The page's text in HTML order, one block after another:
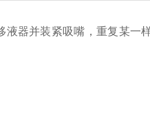
器并装紧吸嘴，重复某一